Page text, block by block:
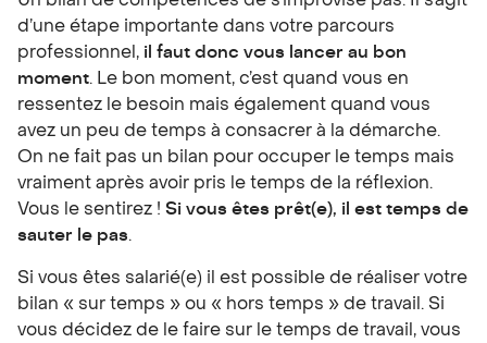
d’une étape importante dans votre parcours
professionnel, il faut donc vous lancer au bon
moment. Le bon moment, c’est quand vous en
ressentez le besoin mais également quand vous
avez un peu de temps à consacrer à la démarche.
On ne fait pas un bilan pour occuper le temps mais
vraiment après avoir pris le temps de la réflexion.
Vous le sentirez ! Si vous êtes prêt(e), il est temps de
sauter le pas.
Si vous êtes salarié(e) il est possible de réaliser votre
bilan « sur temps » ou « hors temps » de travail. Si
vous décidez de le faire sur le temps de travail, vous